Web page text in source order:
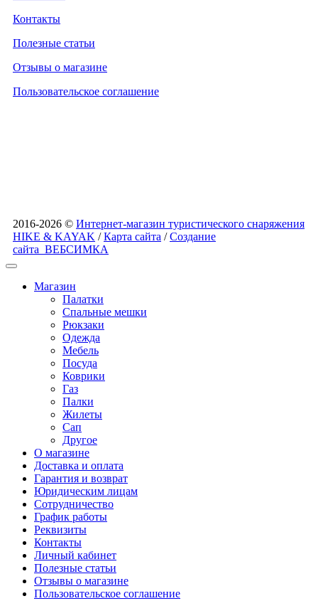
Контакты
Полезные статьи
Отзывы о магазине
Пользовательское соглашение
2016-2026 © Интернет-магазин туристического снаряжения
HIKE & KAYAK /Карта сайта /Создание
сайта ВЕБСИМКА
Магазин
Палатки
Спальные мешки
Рюкзаки
Одежда
Мебель
Посуда
Коврики
Газ
Палки
Жилеты
Сап
Другое
О магазине
Доставка и оплата
Гарантия и возврат
Юридическим лицам
Сотрудничество
График работы
Реквизиты
Контакты
Личный кабинет
Полезные статьи
Отзывы о магазине
Пользовательское соглашение